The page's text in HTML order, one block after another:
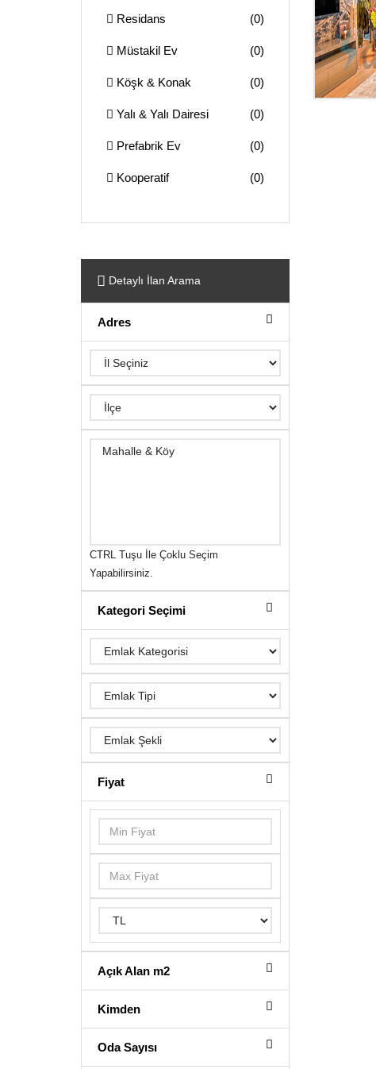
Residans (0)
Müstakil Ev (0)
Köşk & Konak (0)
Yalı & Yalı Dairesi (0)
Prefabrik Ev (0)
Kooperatif (0)
Detaylı İlan Arama
Adres
CTRL Tuşu İle Çoklu Seçim
Yapabilirsiniz.
Kategori Seçimi
Fiyat
Açık Alan m2
Kimden
Oda Sayısı